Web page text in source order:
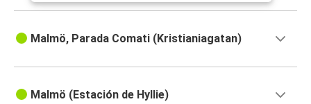
Malmö, Parada Comati (Kristianiagatan)
Malmö (Estación de Hyllie)